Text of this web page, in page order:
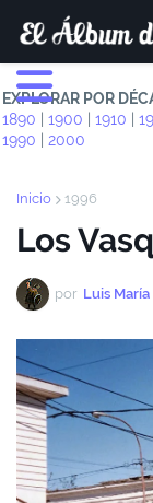
EXPLORAR POR
1890
1900 1910
1990
2000
Inicio 1996
Los
por Luis